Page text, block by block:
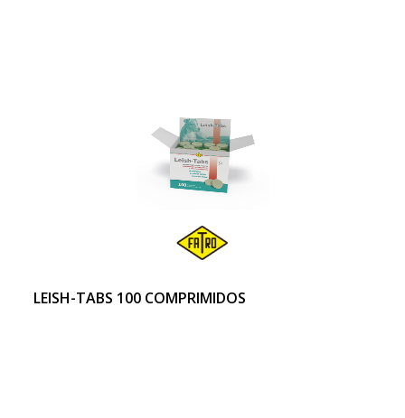
LEISH-TABS 100 COMPRIMIDOS